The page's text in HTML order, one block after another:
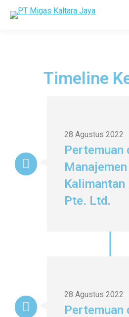
Timeline
28 Agustus 2022
Pertemuan
Pte. Ltd.
28 Agustus 2022
Pertemuan